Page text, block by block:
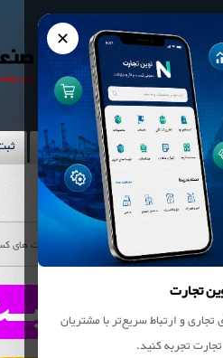
✕
تجارت
و ارتباط سریع‌تر با مشتریان
تجربه کنید.
بانک مشاغل محصولات
نیازمندیها سایر فعالیت های